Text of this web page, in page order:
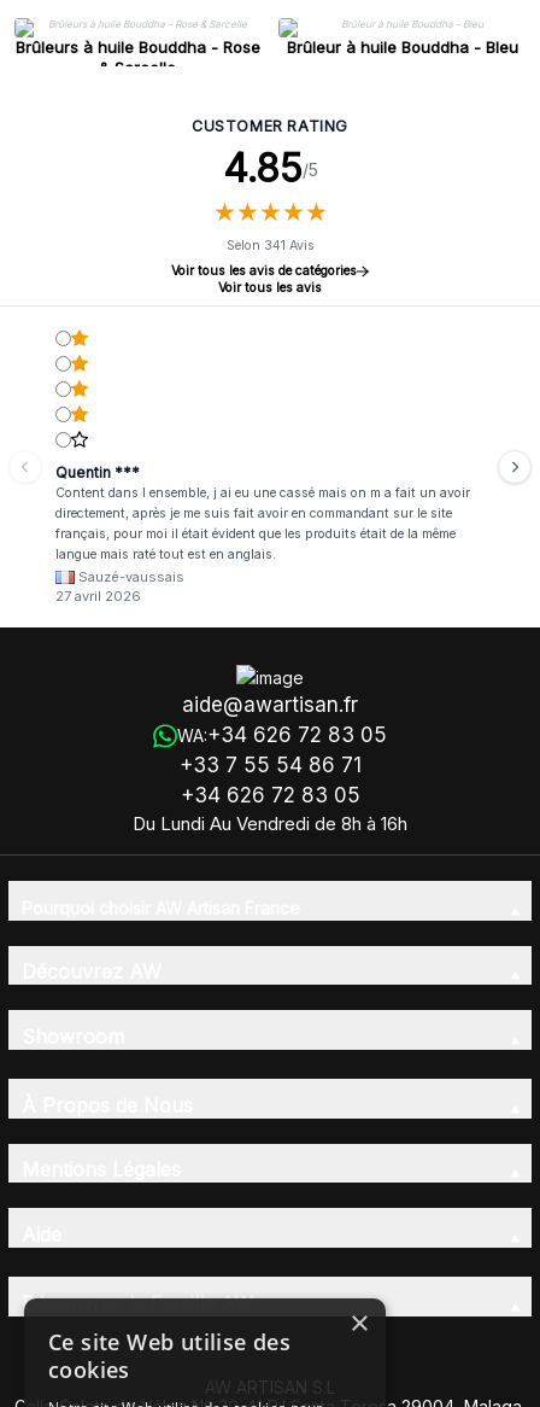
Brûleurs à huile Bouddha - Rose
& Sarcelle
Brûleur à huile Bouddha - Bleu
CUSTOMER RATING
4.85/5
★★★★★
★★★★★
Selon 341 Avis
Voir tous les avis de catégories
Voir tous les avis
Quentin ***
Content dans l ensemble, j ai eu une cassé mais on m a fait un avoir
directement, après je me suis fait avoir en commandant sur le site
français, pour moi il était évident que les produits était de la même
langue mais raté tout est en anglais.
Sauzé-vaussais
27 avril 2026
aide@awartisan.fr
WA:+34 626 72 83 05
+33 7 55 54 86 71
+34 626 72 83 05
Du Lundi Au Vendredi de 8h à 16h
Découvrez la Famille AW
AW ARTISAN S.L
×
Ce site Web utilise des
cookies